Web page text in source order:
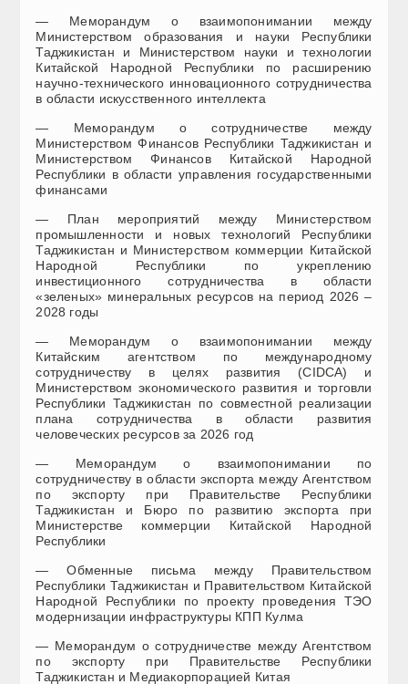
— Меморандум о взаимопонимании между
Министерством образования и науки Республики
Таджикистан и Министерством науки и технологии
Китайской Народной Республики по расширению
научно-технического инновационного сотрудничества
в области искусственного интеллекта
— Меморандум о сотрудничестве между
Министерством Финансов Республики Таджикистан и
Министерством Финансов Китайской Народной
Республики в области управления государственными
финансами
— План мероприятий между Министерством
промышленности и новых технологий Республики
Таджикистан и Министерством коммерции Китайской
Народной Республики по укреплению
инвестиционного сотрудничества в области
«зеленых» минеральных ресурсов на период 2026 –
2028 годы
— Меморандум о взаимопонимании между
Китайским агентством по международному
сотрудничеству в целях развития (CIDCA) и
Министерством экономического развития и торговли
Республики Таджикистан по совместной реализации
плана сотрудничества в области развития
человеческих ресурсов за 2026 год
— Меморандум о взаимопонимании по
сотрудничеству в области экспорта между Агентством
по экспорту при Правительстве Республики
Таджикистан и Бюро по развитию экспорта при
Министерстве коммерции Китайской Народной
Республики
— Обменные письма между Правительством
Республики Таджикистан и Правительством Китайской
Народной Республики по проекту проведения ТЭО
модернизации инфраструктуры КПП Кулма
— Меморандум о сотрудничестве между Агентством
по экспорту при Правительстве Республики
Таджикистан и Медиакорпорацией Китая